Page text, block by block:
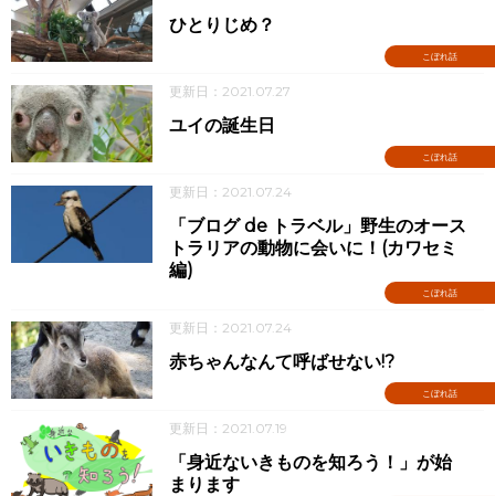
こぼれ話
ひとりじめ？
更新日：2021.07.27
こぼれ話
ユイの誕生日
更新日：2021.07.24
こぼれ話
「ブログ de トラベル」野生のオース
トラリアの動物に会いに！(カワセミ
編)
更新日：2021.07.24
こぼれ話
赤ちゃんなんて呼ばせない!?
更新日：2021.07.19
「身近ないきものを知ろう！」が始
まります